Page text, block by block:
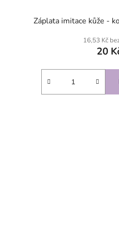
Záplata imitace kůže -
16,53 Kč
20